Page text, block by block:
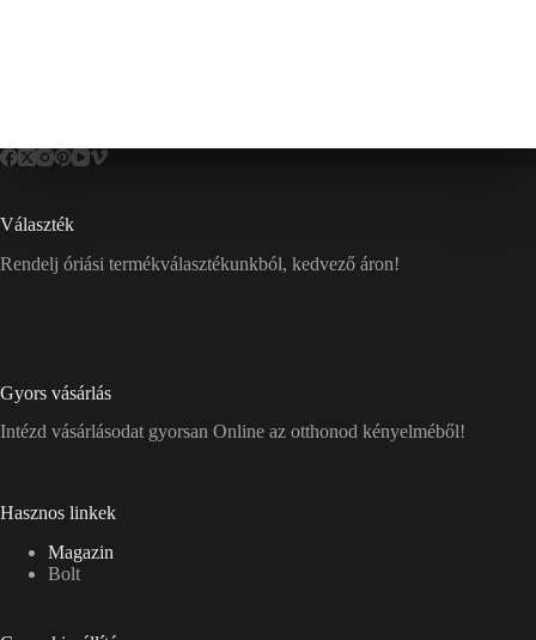
Választék
Rendelj óriási termékválasztékunkból, kedvező áron!
Gyors vásárlás
Intézd vásárlásodat gyorsan Online az otthonod kényelméből!
Hasznos linkek
Magazin
Bolt